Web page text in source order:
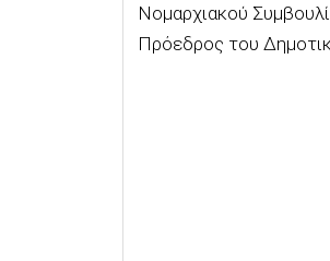
Νομαρχιακού
Πρόεδρος του